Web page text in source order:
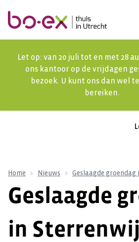
Let op: van 20 juli tot en met 28
ons kantoor op de vrijdagen
bezoek. U kunt ons dan wel
bereiken.
Home Nieuws Geslaagde
Geslaagde
in